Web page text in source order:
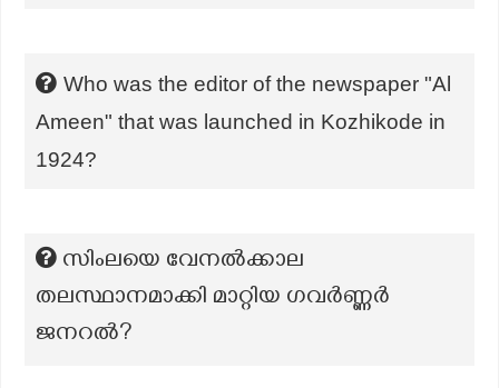
Who was the editor of the newspaper "Al
Ameen" that was launched in Kozhikode in
1924?
സിംലയെ വേനൽക്കാല
തലസ്ഥാനമാക്കി മാറ്റിയ ഗവർണ്ണർ
ജനറൽ?